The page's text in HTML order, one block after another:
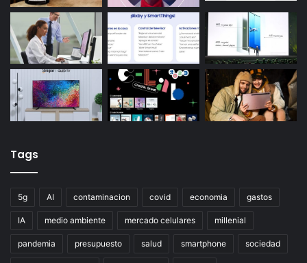
Tags
5g AI contaminacion covid economia gastos
IA medio ambiente mercado celulares millenial
pandemia presupuesto salud smartphone sociedad